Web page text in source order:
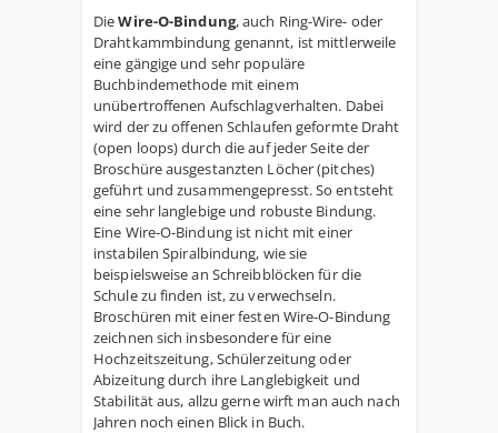
DieWire-O-Bindung, auch Ring-Wire- oder
Drahtkammbindung genannt, ist mittlerweile
eine gängige und sehr populäre
Buchbindemethode mit einem
unübertroffenen Aufschlagverhalten. Dabei
wird der zu offenen Schlaufen geformte Draht
(open loops) durch die auf jeder Seite der
Broschüre ausgestanzten Löcher (pitches)
geführt und zusammengepresst. So entsteht
eine sehr langlebige und robuste Bindung.
Eine Wire-O-Bindung ist nicht mit einer
instabilen Spiralbindung, wie sie
beispielsweise an Schreibblöcken für die
Schule zu finden ist, zu verwechseln.
Broschüren mit einer festen Wire-O-Bindung
zeichnen sich insbesondere für eine
Hochzeitszeitung, Schülerzeitung oder
Abizeitung durch ihre Langlebigkeit und
Stabilität aus, allzu gerne wirft man auch nach
Jahren noch einen Blick in Buch.